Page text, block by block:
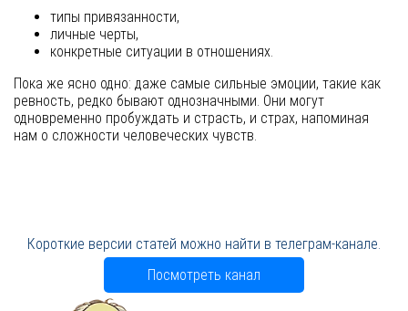
типы привязанности,
личные черты,
конкретные ситуации в отношениях.
Пока же ясно одно: даже самые сильные эмоции, такие как
ревность, редко бывают однозначными. Они могут
одновременно пробуждать и страсть, и страх, напоминая
нам о сложности человеческих чувств.
Короткие версии статей можно найти в телеграм-канале.
Посмотреть канал